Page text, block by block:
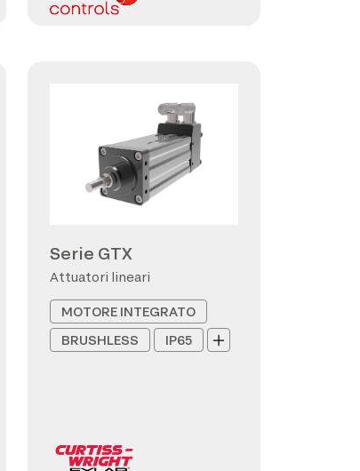
Serie GTX
Attuatori lineari
MOTORE INTEGRATO
BRUSHLESS
IP65